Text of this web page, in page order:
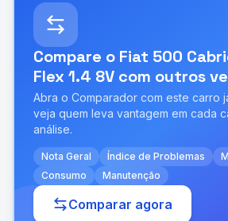
Compare o Fiat 500
Flex 1.4 8V com outros
Abra o Comparador com este carro
veja quem leva vantagem em cada
análise.
Nota Geral Índice de Problemas
Consumo
Manutenção
Comparar agora